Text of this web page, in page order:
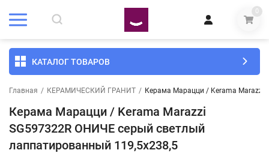
0
КАТАЛОГ ТОВАРОВ
Главная / КЕРАМИЧЕСКИЙ ГРАНИТ / Керама Марацци / Kerama Marazzi
Керама Марацци / Kerama Marazzi
SG597322R ОНИЧЕ серый светлый
лаппатированный 119,5x238,5